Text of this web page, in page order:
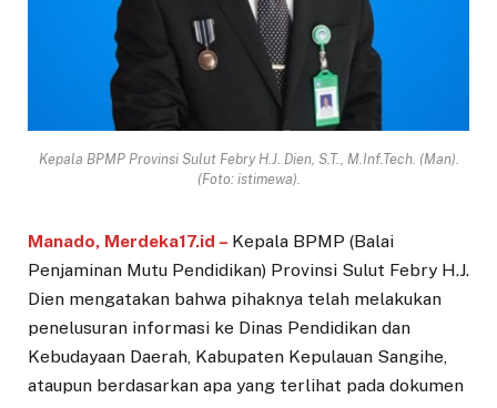
Kepala BPMP Provinsi Sulut Febry H.J. Dien, S.T., M.Inf.Tech. (Man).
(Foto: istimewa).
Manado, Merdeka17.id – Kepala BPMP (Balai
Penjaminan Mutu Pendidikan) Provinsi Sulut Febry H.J.
Dien mengatakan bahwa pihaknya telah melakukan
penelusuran informasi ke Dinas Pendidikan dan
Kebudayaan Daerah, Kabupaten Kepulauan Sangihe,
ataupun berdasarkan apa yang terlihat pada dokumen